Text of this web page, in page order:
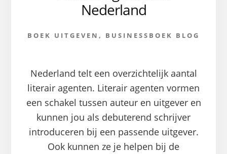
Nederland
BOEK UITGEVEN , BUSINESSBOEK BLOG
Nederland telt een overzichtelijk aantal
literair agenten. Literair agenten vormen
een schakel tussen auteur en uitgever en
kunnen jou als debuterend schrijver
introduceren bij een passende uitgever.
Ook kunnen ze je helpen bij de